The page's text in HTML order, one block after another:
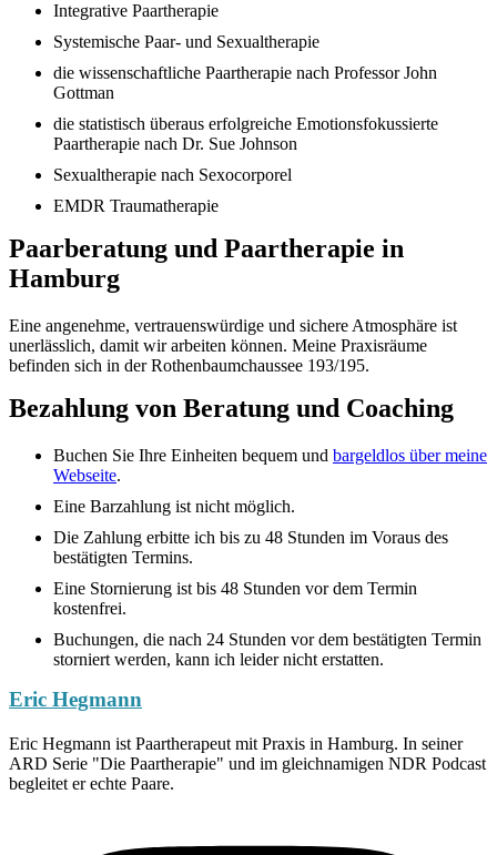
Integrative Paartherapie
Systemische Paar- und Sexualtherapie
die wissenschaftliche Paartherapie nach Professor John
Gottman
die statistisch überaus erfolgreiche Emotionsfokussierte
Paartherapie nach Dr. Sue Johnson
Sexualtherapie nach Sexocorporel
EMDR Traumatherapie
Paarberatung und Paartherapie in
Hamburg
Eine angenehme, vertrauenswürdige und sichere Atmosphäre ist
unerlässlich, damit wir arbeiten können. Meine Praxisräume
befinden sich in der Rothenbaumchaussee 193/195.
Bezahlung von Beratung und Coaching
Buchen Sie Ihre Einheiten bequem und bargeldlos über meine
Webseite.
Eine Barzahlung ist nicht möglich.
Die Zahlung erbitte ich bis zu 48 Stunden im Voraus des
bestätigten Termins.
Eine Stornierung ist bis 48 Stunden vor dem Termin
kostenfrei.
Buchungen, die nach 24 Stunden vor dem bestätigten Termin
storniert werden, kann ich leider nicht erstatten.
Eric Hegmann
Eric Hegmann ist Paartherapeut mit Praxis in Hamburg. In seiner
ARD Serie "Die Paartherapie" und im gleichnamigen NDR Podcast
begleitet er echte Paare.